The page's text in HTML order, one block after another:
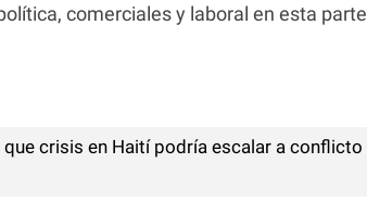
comerciales y laboral en esta parte
que crisis en Haití podría escalar a conflicto